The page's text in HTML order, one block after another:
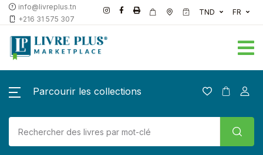
info@livreplus.tn
+216 31 575 307
TND FR
Parcourir les collections